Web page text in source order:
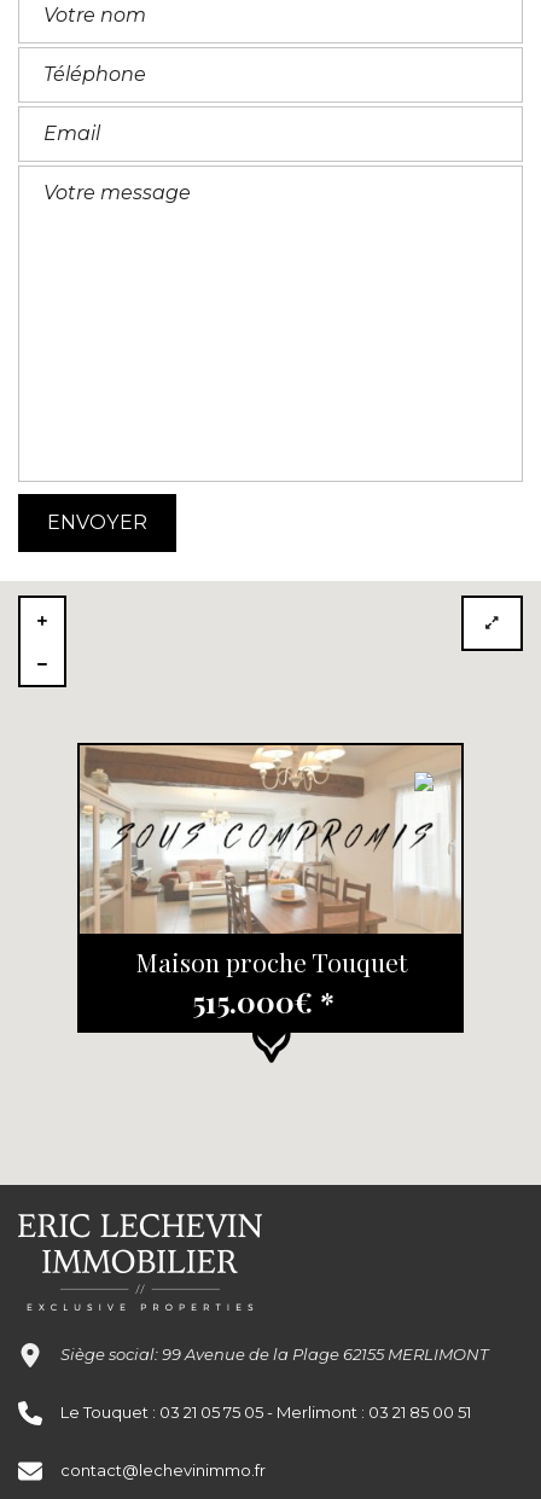
Maison proche Touquet
515.000€ *
Siège social: 99 Avenue de la Plage 62155 MERLIMONT
Le Touquet : 03 21 05 75 05 - Merlimont : 03 21 85 00 51
contact@lechevinimmo.fr